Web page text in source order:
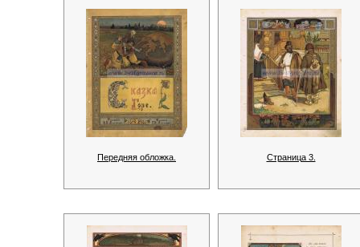
Передняя обложка. Страница 3.